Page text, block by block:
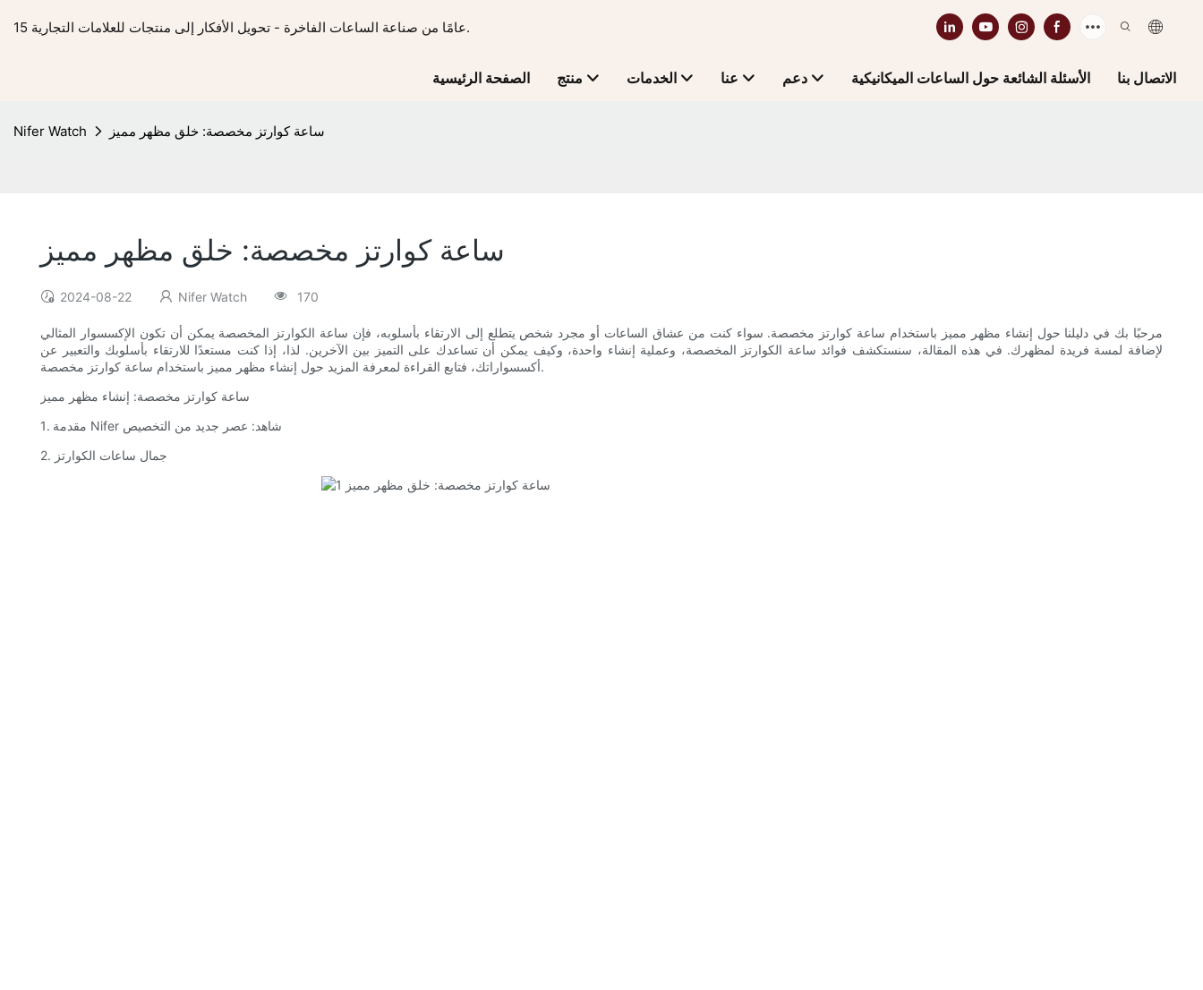
15 عامًا من صناعة الساعات الفاخرة - تحويل الأفكار إلى منتجات للعلامات التجارية.
الصفحة الرئيسية منتج الخدمات عنا دعم الأسئلة الشائعة حول الساعات الميكانيكية الاتصال بنا
Nifer Watch ساعة كوارتز مخصصة: خلق مظهر مميز
ساعة كوارتز مخصصة: خلق مظهر مميز
2024-08-22 Nifer Watch 170
مرحبًا بك في دليلنا حول إنشاء مظهر مميز باستخدام ساعة كوارتز مخصصة. سواء كنت من عشاق الساعات أو مجرد شخص يتطلع إلى الارتقاء بأسلوبه، فإن ساعة الكوارتز المخصصة يمكن أن تكون الإكسسوار المثالي
لإضافة لمسة فريدة لمظهرك. في هذه المقالة، سنستكشف فوائد ساعة الكوارتز المخصصة، وعملية إنشاء واحدة، وكيف يمكن أن تساعدك على التميز بين الآخرين. لذا، إذا كنت مستعدًا للارتقاء بأسلوبك والتعبير عن
أكسسواراتك، فتابع القراءة لمعرفة المزيد حول إنشاء مظهر مميز باستخدام ساعة كوارتز مخصصة.
ساعة كوارتز مخصصة: إنشاء مظهر مميز
1. مقدمة Nifer شاهد: عصر جديد من التخصيص
2. جمال ساعات الكوارتز